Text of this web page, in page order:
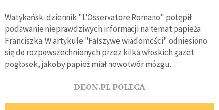
Watykański dziennik "L'Osservatore Romano" potępił
podawanie nieprawdziwych informacji na temat papieża
Franciszka. W artykule "Fałszywe wiadomości" odniesiono
się do rozpowszechnionych przez kilka włoskich gazet
pogłosek, jakoby papież miał nowotwór mózgu.
DEON.PL POLECA